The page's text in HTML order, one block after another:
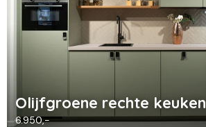
Olijfgroene rechte keuken
6.950,-